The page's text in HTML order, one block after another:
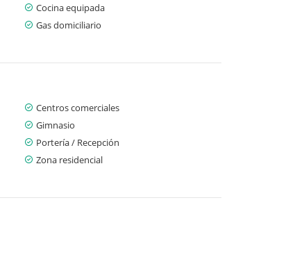
Cocina equipada
Gas domiciliario
Centros comerciales
Gimnasio
Portería / Recepción
Zona residencial